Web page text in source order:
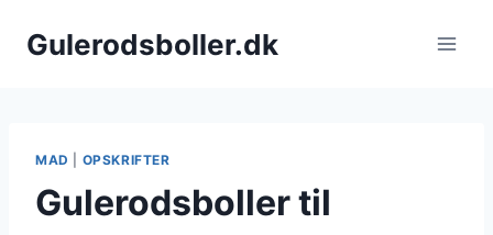
Gulerodsboller.dk
MAD OPSKRIFTER
Gulerodsboller til